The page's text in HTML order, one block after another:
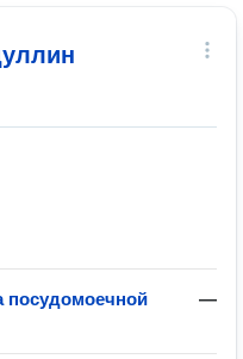
посудомоечной
—